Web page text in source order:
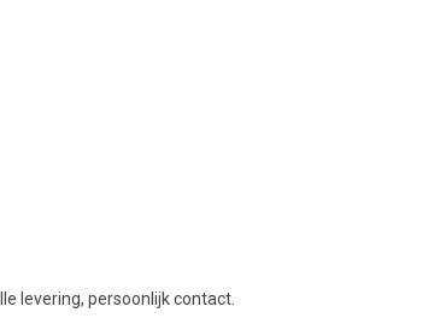
levering, persoonlijk contact.